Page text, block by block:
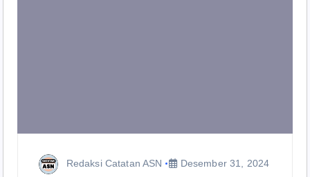
Redaksi Catatan ASN Desember 31, 2024